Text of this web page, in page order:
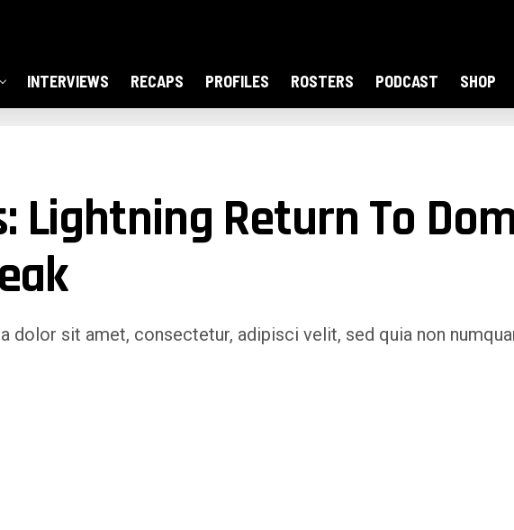
INTERVIEWS RECAPS PROFILES ROSTERS PODCAST SHOP
Lightning Return To
dolor sit amet, consectetur, adipisci velit, sed quia non